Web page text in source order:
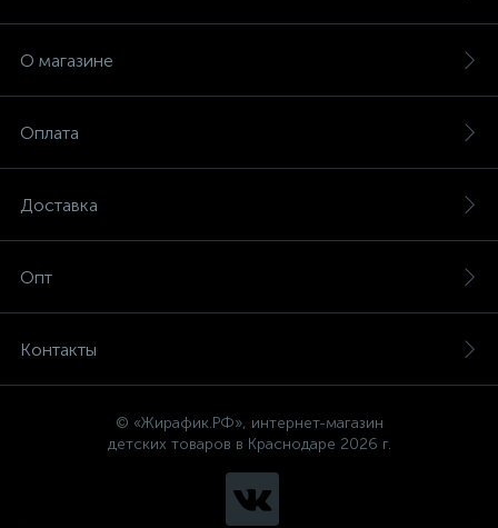
О магазине
Оплата
Доставка
Опт
Контакты
© «Жирафик.РФ», интернет-магазин
детских товаров в Краснодаре 2026 г.